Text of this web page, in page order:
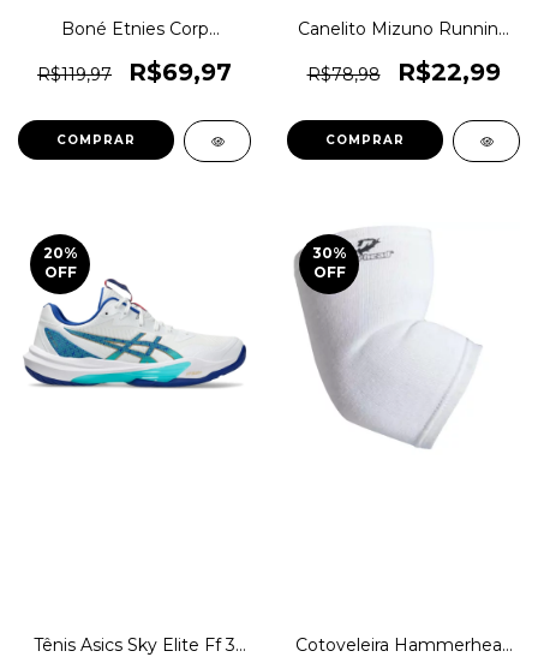
Boné Etnies Corp
Original 1magnus
R$119,97 R$69,97
COMPRAR
Canelito Mizuno Running
Original 1magnus
R$78,98 R$22,99
COMPRAR
20%
OFF
Tênis Asics Sky Elite Ff 3
30%
OFF
Cotoveleira Hammerhead